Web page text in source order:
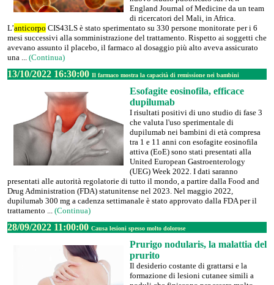
England Journal of Medicine da un team
di ricercatori del Mali, in Africa.
L’anticorpo CIS43LS è stato sperimentato su 330 persone monitorate per i 6
mesi successivi alla somministrazione del trattamento. Rispetto ai soggetti che
avevano assunto il placebo, il farmaco al dosaggio più alto aveva assicurato
una ... (Continua)
13/10/2022 16:30:00 Il farmaco mostra la capacità di remissione nei bambini
Esofagite eosinofila, efficace
dupilumab
I risultati positivi di uno studio di fase 3
che valuta l'uso sperimentale di
dupilumab nei bambini di età compresa
tra 1 e 11 anni con esofagite eosinofila
attiva (EoE) sono stati presentati alla
United European Gastroenterology
(UEG) Week 2022. I dati saranno
presentati alle autorità regolatorie di tutto il mondo, a partire dalla Food and
Drug Administration (FDA) statunitense nel 2023. Nel maggio 2022,
dupilumab 300 mg a cadenza settimanale è stato approvato dalla FDA per il
trattamento ... (Continua)
28/09/2022 11:00:00 Causa lesioni spesso molto dolorose
Prurigo nodularis, la malattia del
prurito
Il desiderio costante di grattarsi e la
formazione di lesioni cutanee simili a